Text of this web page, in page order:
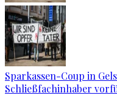
Sparkassen-Coup in
Schließfachinhaber